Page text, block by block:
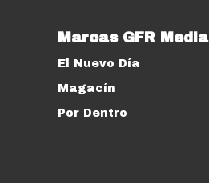
Marcas GFR Media
El Nuevo Día
Magacín
Por Dentro